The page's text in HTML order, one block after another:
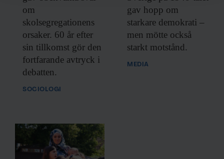
vidarebefordrar även sådana identifierare och annan
information från din enhet till de sociala medier och
annons- och analysföretag som vi samarbetar med.
Dessa kan i sin tur kombinera informationen med annan
information som du har tillhandahållit eller som de har
samlat in när du har använt deras tjänster.
om
skolsegregationens
orsaker. 60 år efter
sin tillkomst gör den
fortfarande avtryck i
debatten.
SOCIOLOGI
gav hopp om
starkare demokrati –
men mötte också
starkt motstånd.
MEDIA